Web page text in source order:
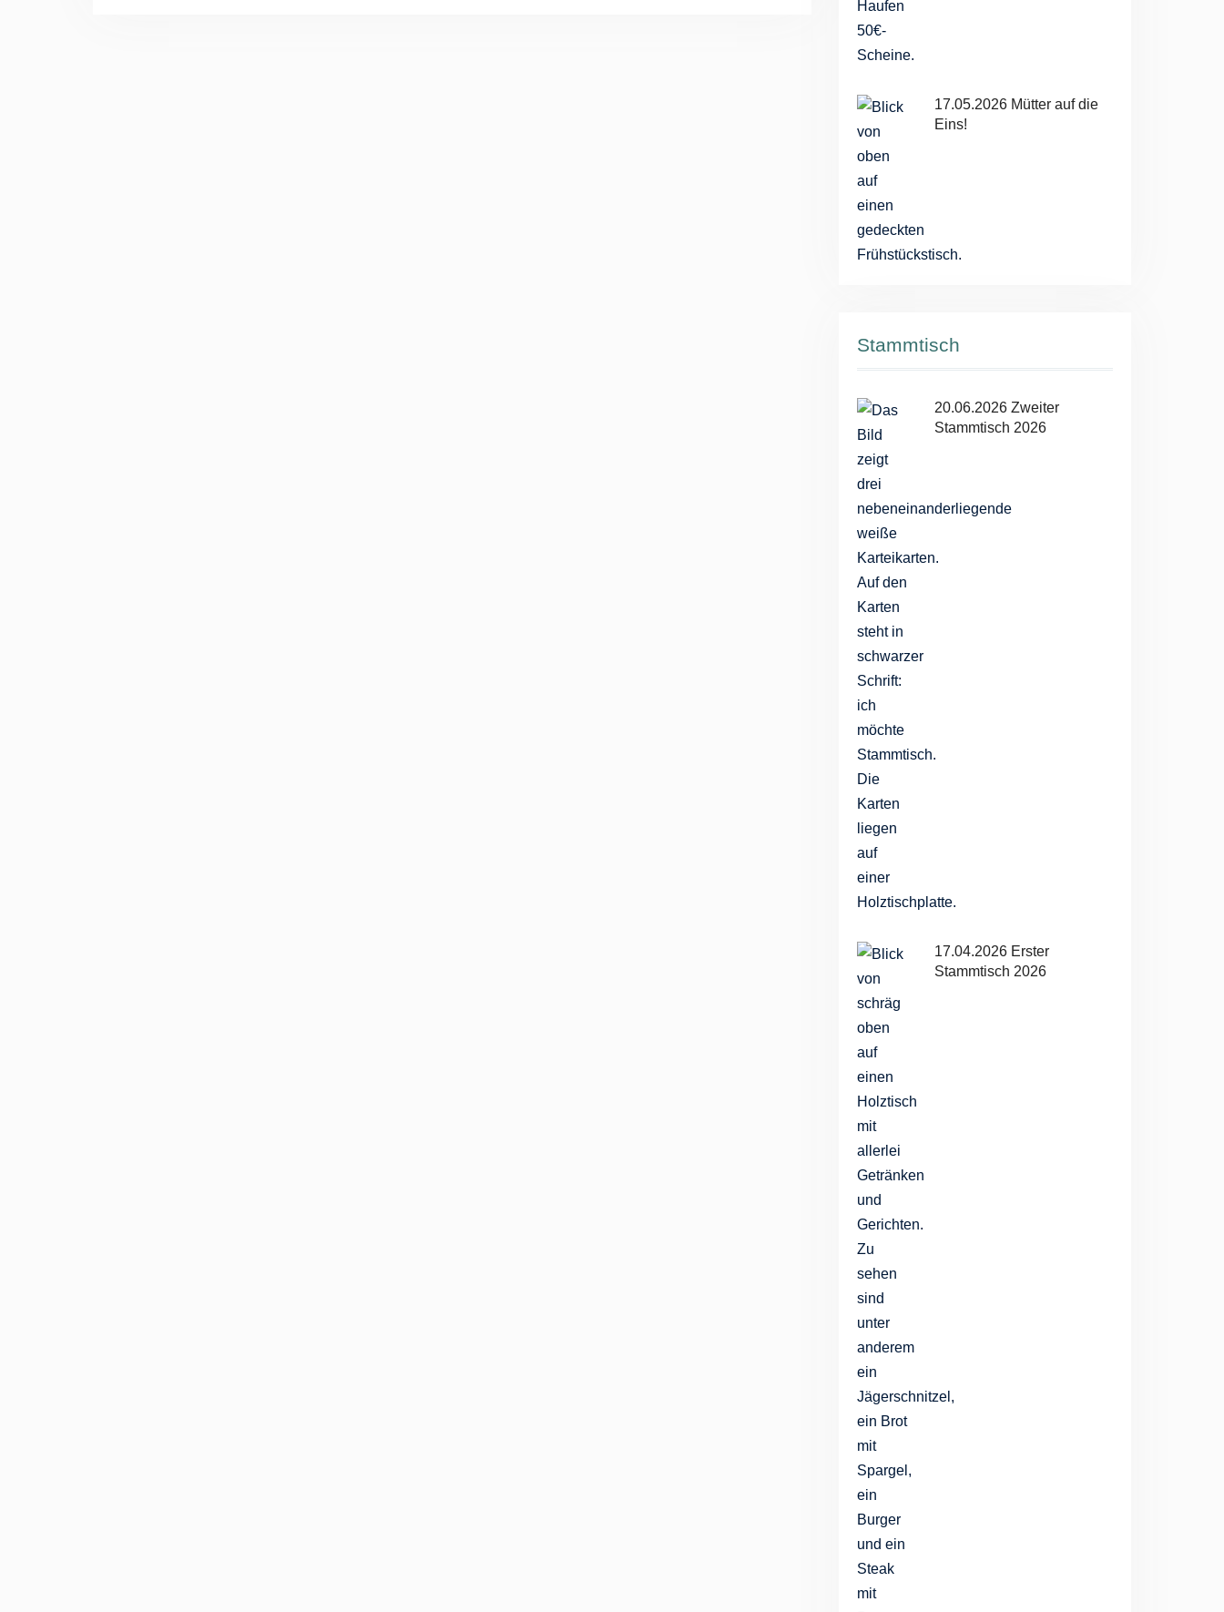
17.05.2026 Mütter auf die
Eins!
Stammtisch
20.06.2026 Zweiter
Stammtisch 2026
17.04.2026 Erster
Stammtisch 2026